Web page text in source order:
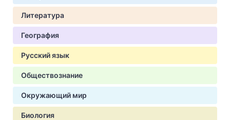
Литература
География
Русский язык
Обществознание
Окружающий мир
Биология